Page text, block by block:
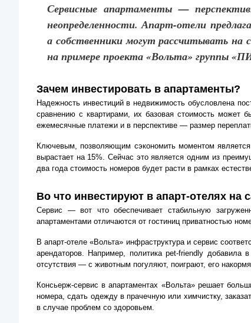
Сервисные апартаменты —
неопределенности. Апарт-отели
а собственники могут рассчитывать на
на примере проекта «Вольта» группы
Зачем инвестировать в апартаменты?
Надежность инвестиций в недвижимость обусловлена
сравнению с квартирами, их базовая стоимость может
ежемесячные платежи и в перспективе — размер
Ключевым, позволяющим сэкономить моментом
вырастает на 15%. Сейчас это является одним из
два года стоимость номеров будет расти в рамках
Во что инвестируют в апарт-отелях на
Сервис — вот что обеспечивает стабильную
апартаментами отличаются от гостиниц приватностью
В апарт-отеле «Вольта» инфраструктура и сервис
арендаторов. Например, политика pet-friendly добавила
отсутствия — с животным погуляют, поиграют, его
Консьерж-сервис в апартаментах «Вольта» решает
номера, сдать одежду в прачечную или химчистку,
в случае проблем со здоровьем.